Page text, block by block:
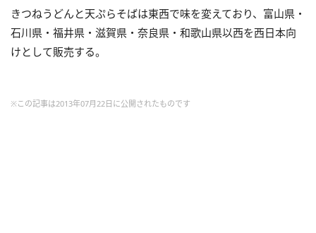
きつねうどんと天ぷらそばは東西で味を変えており、富山県・
石川県・福井県・滋賀県・奈良県・和歌山県以西を西日本向
けとして販売する。
※この記事は2013年07月22日に公開されたものです